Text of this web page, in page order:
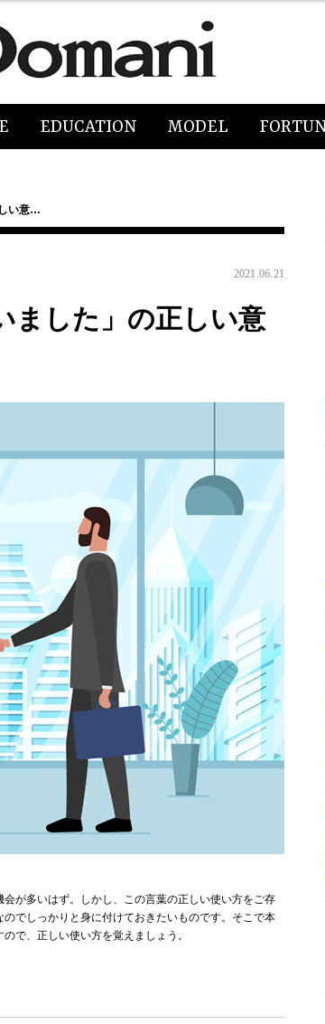
EDUCATION MODEL
い意…
2021.06.21
ました」の正しい意
が多いはず。しかし、この言葉の正しい使い方をご存
でしっかりと身に付けておきたいものです。そこで本
で、正しい使い方を覚えましょう。